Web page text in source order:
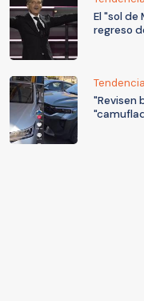
El "sol de
regreso
"Revisen